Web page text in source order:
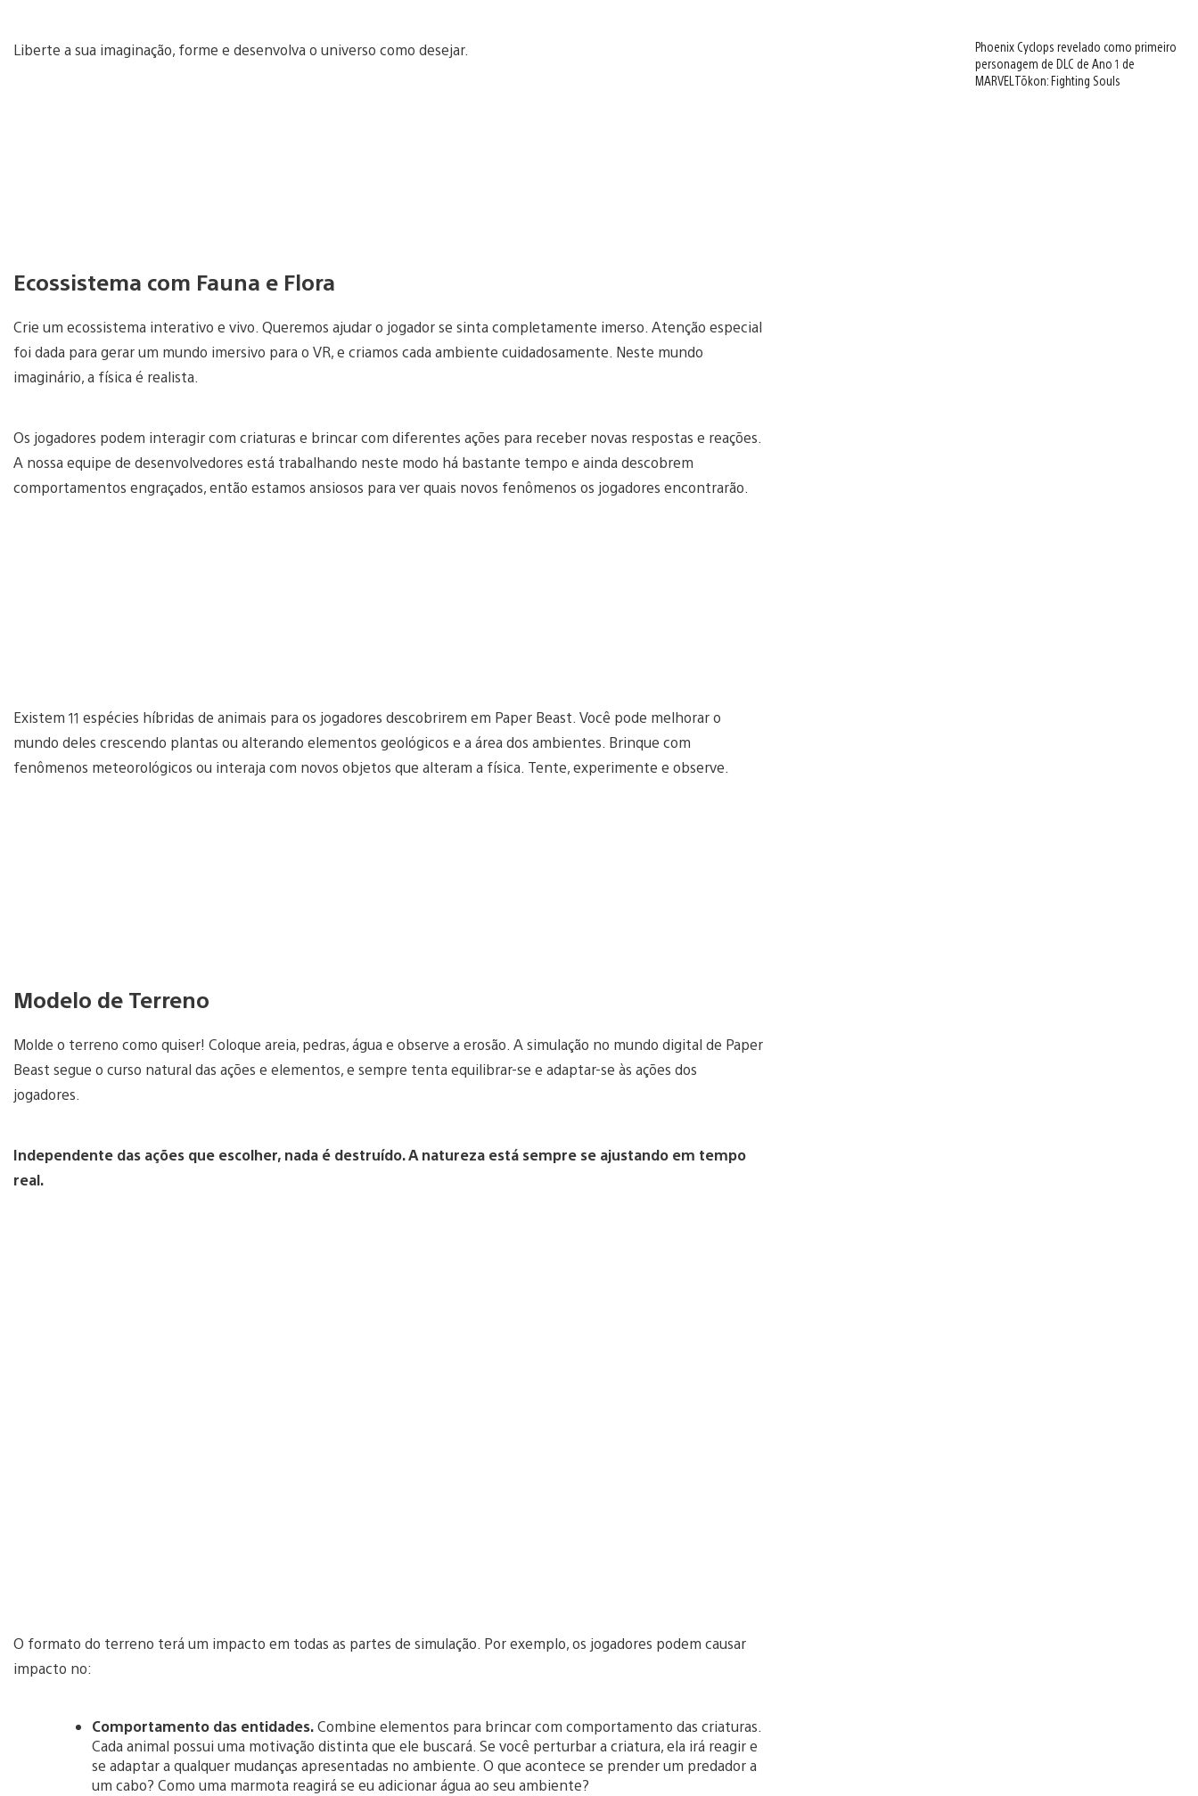
Liberte a sua imaginação, forme e desenvolva o universo como desejar.
Ecossistema com Fauna e Flora
Crie um ecossistema interativo e vivo. Queremos ajudar o jogador se sinta completamente imerso. Atenção especial
foi dada para gerar um mundo imersivo para o VR, e criamos cada ambiente cuidadosamente. Neste mundo
imaginário, a física é realista.
Os jogadores podem interagir com criaturas e brincar com diferentes ações para receber novas respostas e reações.
A nossa equipe de desenvolvedores está trabalhando neste modo há bastante tempo e ainda descobrem
comportamentos engraçados, então estamos ansiosos para ver quais novos fenômenos os jogadores encontrarão.
Existem 11 espécies híbridas de animais para os jogadores descobrirem em Paper Beast. Você pode melhorar o
mundo deles crescendo plantas ou alterando elementos geológicos e a área dos ambientes. Brinque com
fenômenos meteorológicos ou interaja com novos objetos que alteram a física. Tente, experimente e observe.
Modelo de Terreno
Molde o terreno como quiser! Coloque areia, pedras, água e observe a erosão. A simulação no mundo digital de Paper
Beast segue o curso natural das ações e elementos, e sempre tenta equilibrar-se e adaptar-se às ações dos
jogadores.
Independente das ações que escolher, nada é destruído. A natureza está sempre se ajustando em tempo
real.
O formato do terreno terá um impacto em todas as partes de simulação. Por exemplo, os jogadores podem causar
impacto no:
Comportamento das entidades.Combine elementos para brincar com comportamento das criaturas.
Cada animal possui uma motivação distinta que ele buscará. Se você perturbar a criatura, ela irá reagir e
se adaptar a qualquer mudanças apresentadas no ambiente. O que acontece se prender um predador a
um cabo? Como uma marmota reagirá se eu adicionar água ao seu ambiente?
Phoenix Cyclops revelado como primeiro
personagem de DLC de Ano 1 de
MARVEL Tōkon: Fighting Souls